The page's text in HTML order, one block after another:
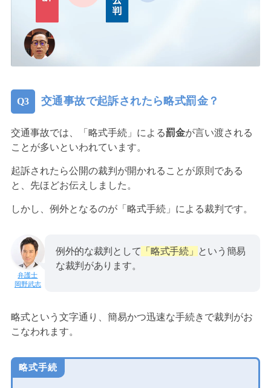
交通事故で起訴されたら略式罰金？
交通事故では、「略式手続」による罰金が言い渡される
ことが多いといわれています。
起訴されたら公開の裁判が開かれることが原則である
と、先ほどお伝えしました。
しかし、例外となるのが「略式手続」による裁判です。
岡野武志
例外的な裁判として 「略式手続」 という簡易
な裁判があります。
略式という文字通り、簡易かつ迅速な手続きで裁判がお
こなわれます。
略式手続